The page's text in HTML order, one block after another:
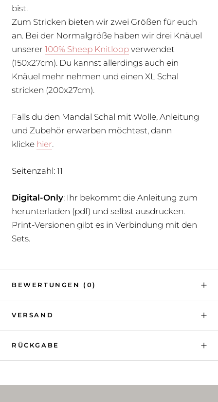
bist.
Zum Stricken bieten wir zwei Größen für euch
an. Bei der Normalgröße haben wir drei Knäuel
unserer 100% Sheep Knitloop verwendet
(150x27cm). Du kannst allerdings auch ein
Knäuel mehr nehmen und einen XL Schal
stricken (200x27cm).
Falls du den Mandal Schal mit Wolle, Anleitung
und Zubehör erwerben möchtest, dann
klicke hier.
Seitenzahl: 11
Digital-Only: Ihr bekommt die Anleitung zum
herunterladen (pdf) und selbst ausdrucken.
Print-Versionen gibt es in Verbindung mit den
Sets.
BEWERTUNGEN (0)
VERSAND
RÜCKGABE